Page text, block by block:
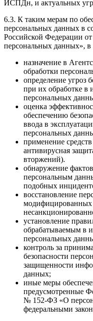
ИСПДн, и актуальных
6.3. К таким мерам по
персональных данных в
Российской Федерации
персональных данных», в
назначение в
обработки
определение угроз
при их обработке в
персональных
оценка
обеспечению
ввода в
персональных
применение
антивирусная
вторжений).
обнаружение
персональным
подобных
восстановление
модифицированных
установление
обрабатываемым в
персональных
контроль за
безопасности
защищенности
данных;
иные меры
предусмотренные
№ 152-ФЗ «О
федеральными